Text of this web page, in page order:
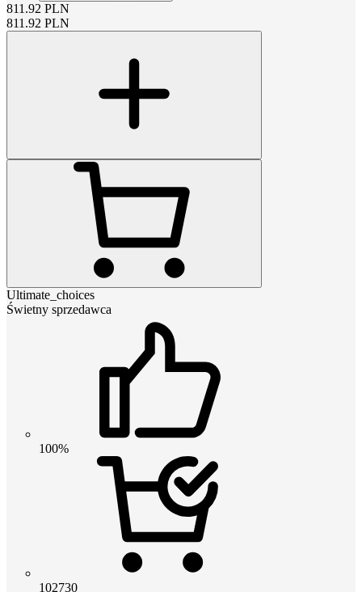
811.92 PLN
811.92 PLN
Ultimate_choices
Świetny sprzedawca
100%
102730